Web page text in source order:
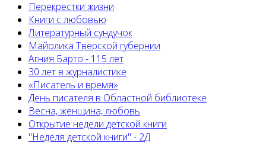
Перекрестки жизни
Книги с любовью
Литературный сундучок
Майолика Тверской губернии
Агния Барто - 115 лет
30 лет в журналистике
«Писатель и время»
День писателя в Областной библиотеке
Весна, женщина, любовь
Открытие недели детской книги
"Неделя детской книги" - 2Д